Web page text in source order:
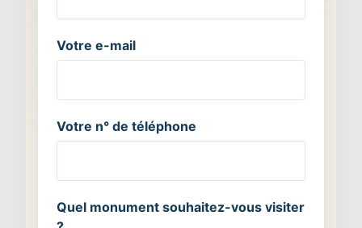
Votre e-mail
Votre n° de téléphone
Quel monument souhaitez-vous visiter